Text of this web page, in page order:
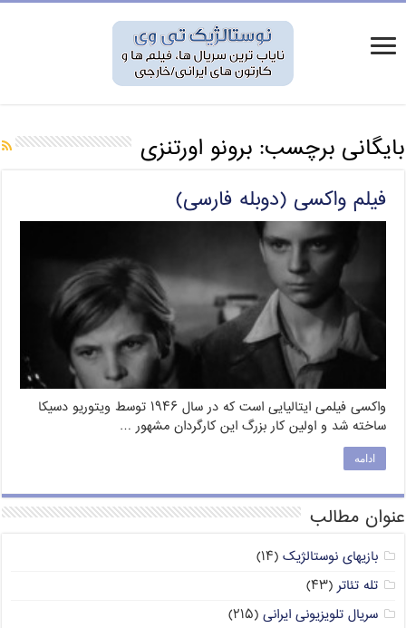
بایگانی برچسب:برونو اورتنزی
فیلم واکسی (دوبله فارسی)
واکسی فیلمی ایتالیایی است که در سال ۱۹۴۶ توسط ویتوریو دسیکا
ساخته شد و اولین کار بزرگ این کارگردان مشهور …
ادامه
عنوان مطالب
بازیهای نوستالژیک (۱۴)
تله تئاتر(۴۳)
سریال تلویزیونی ایرانی (۲۱۵)